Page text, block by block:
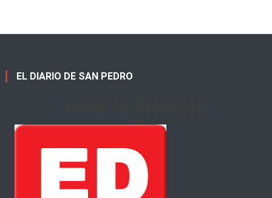
EL DIARIO DE SAN PEDRO